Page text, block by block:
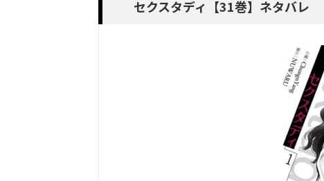
セクスタディ【31巻】ネタバレ